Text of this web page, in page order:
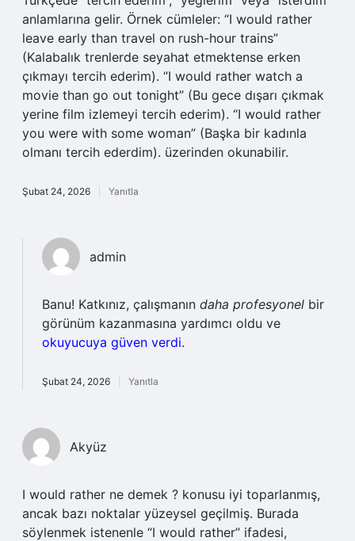
anlamlarına gelir. Örnek cümleler: “I would rather
leave early than travel on rush-hour trains”
(Kalabalık trenlerde seyahat etmektense erken
çıkmayı tercih ederim). “I would rather watch a
movie than go out tonight” (Bu gece dışarı çıkmak
yerine film izlemeyi tercih ederim). “I would rather
you were with some woman” (Başka bir kadınla
olmanı tercih ederdim). üzerinden okunabilir.
Şubat 24, 2026 Yanıtla
admin
Banu! Katkınız, çalışmanın daha profesyonel bir
görünüm kazanmasına yardımcı oldu ve
okuyucuya güven verdi.
Şubat 24, 2026 Yanıtla
Akyüz
I would rather ne demek ? konusu iyi toparlanmış,
ancak bazı noktalar yüzeysel geçilmiş. Burada
söylenmek istenenle “I would rather” ifadesi,